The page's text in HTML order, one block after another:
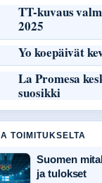
TT-kuvaus
2025
Yo koepäivät
La Promesa
suosikki
TOIMITUKSELTA
Suomen
ja tulokset